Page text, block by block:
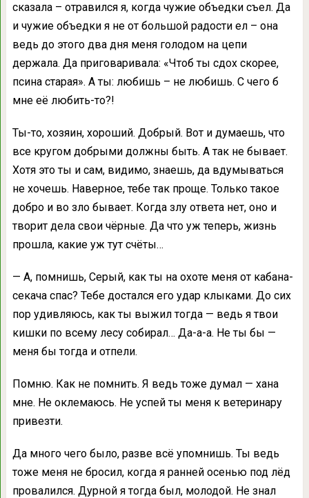
сказала – отравился я, когда чужие объедки съел. Да
и чужие объедки я не от большой радости ел – она
ведь до этого два дня меня голодом на цепи
держала. Да приговаривала: «Чтоб ты сдох скорее,
псина старая». А ты: любишь – не любишь. С чего б
мне её любить-то?!
Ты-то, хозяин, хороший. Добрый. Вот и думаешь, что
все кругом добрыми должны быть. А так не бывает.
Хотя это ты и сам, видимо, знаешь, да вдумываться
не хочешь. Наверное, тебе так проще. Только такое
добро и во зло бывает. Когда злу ответа нет, оно и
творит дела свои чёрные. Да что уж теперь, жизнь
прошла, какие уж тут счёты…
— А, помнишь, Серый, как ты на охоте меня от кабана-
секача спас? Тебе достался его удар клыками. До сих
пор удивляюсь, как ты выжил тогда — ведь я твои
кишки по всему лесу собирал… Да-а-а. Не ты бы —
меня бы тогда и отпели.
Помню. Как не помнить. Я ведь тоже думал — хана
мне. Не оклемаюсь. Не успей ты меня к ветеринару
привезти.
Да много чего было, разве всё упомнишь. Ты ведь
тоже меня не бросил, когда я ранней осенью под лёд
провалился. Дурной я тогда был, молодой. Не знал